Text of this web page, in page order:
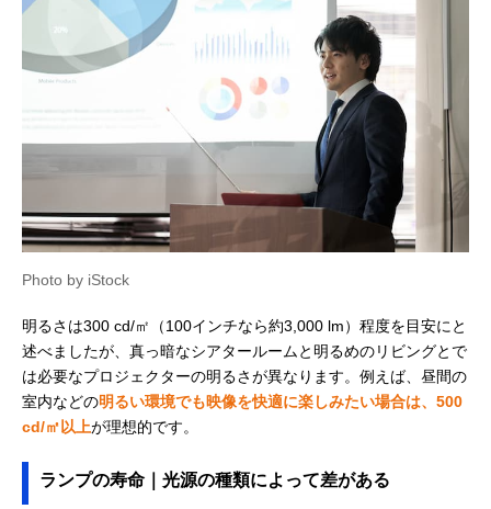
Photo by iStock
明るさは300 cd/㎡（100インチなら約3,000 lm）程度を目安にと
述べましたが、真っ暗なシアタールームと明るめのリビングとで
は必要なプロジェクターの明るさが異なります。例えば、昼間の
室内などの明るい環境でも映像を快適に楽しみたい場合は、500
cd/㎡以上が理想的です。
ランプの寿命｜光源の種類によって差がある